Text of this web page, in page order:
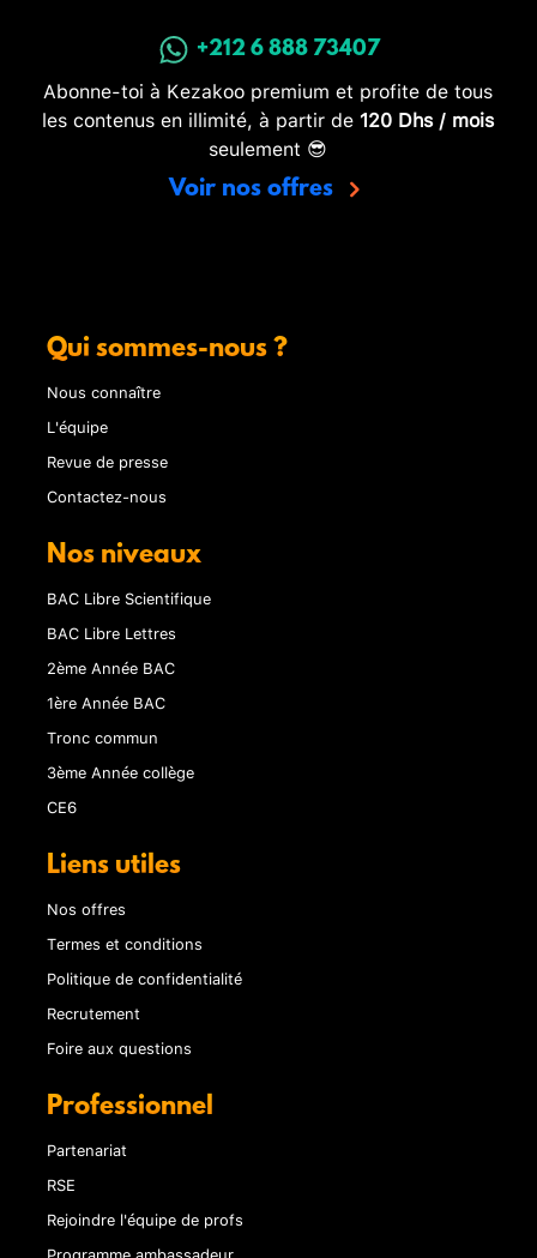
+212 6 888 73407
Abonne-toi à Kezakoo premium et profite de tous
les contenus en illimité, à partir de 120 Dhs / mois
seulement 😎
Voir nos offres
Qui sommes-nous ?
Nous connaître
L'équipe
Revue de presse
Contactez-nous
Nos niveaux
BAC Libre Scientifique
BAC Libre Lettres
2ème Année BAC
1ère Année BAC
Tronc commun
3ème Année collège
CE6
Liens utiles
Nos offres
Termes et conditions
Politique de confidentialité
Recrutement
Foire aux questions
Professionnel
Partenariat
RSE
Rejoindre l'équipe de profs